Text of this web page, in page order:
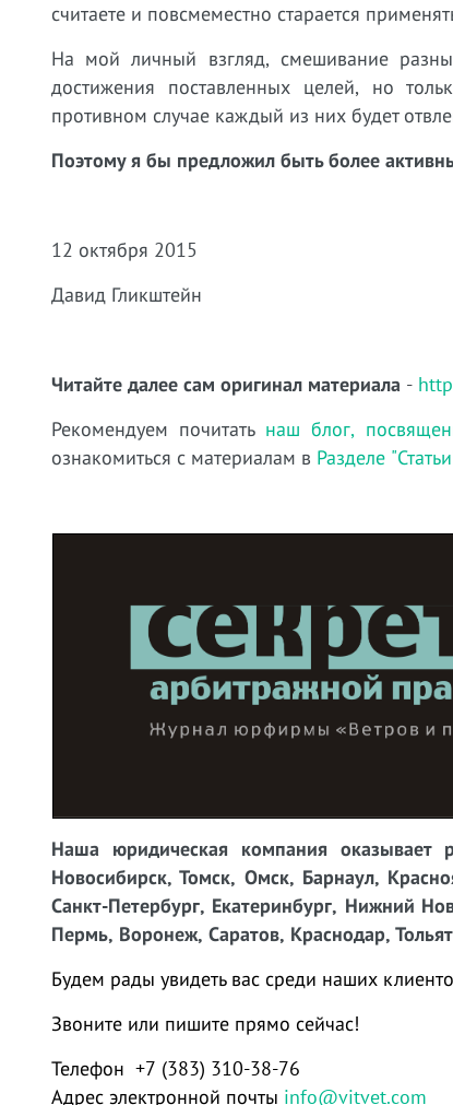
считаете и повсмеместно старается
На мой личный взгляд, смешивание
достижения поставленных целей, но
противном случае каждый из них будет
Поэтому я бы предложил быть более
12 октября 2015
Давид Гликштейн
Читайте далее сам оригинал материала -
Рекомендуем почитать наш блог,
ознакомиться с материалам в Разделе
Наша юридическая компания оказывает
Новосибирск, Томск, Омск, Барнаул,
Санкт-Петербург, Екатеринбург, Нижний
Пермь, Воронеж, Саратов, Краснодар,
Будем рады увидеть вас среди наших
Звоните или пишите прямо сейчас!
Телефон +7 (383) 310-38-76
Адрес электронной почты info@vitvet.com